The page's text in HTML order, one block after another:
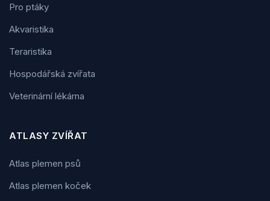
Pro ptáky
Akvaristika
Teraristika
Hospodářská zvířata
Veterinární lékárna
ATLASY ZVÍŘAT
Atlas plemen psů
Atlas plemen koček